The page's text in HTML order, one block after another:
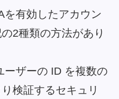
を有効したアカウン
2種類の方法があり
ザーの ID を複数の
検証するセキュリ